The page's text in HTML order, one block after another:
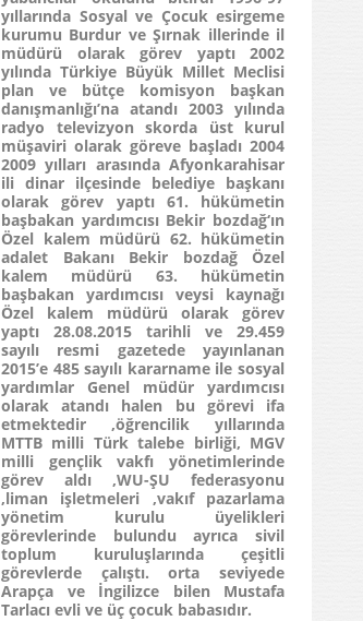
yıllarında Sosyal ve Çocuk esirgeme
kurumu Burdur ve Şırnak illerinde il
müdürü olarak görev yaptı 2002
yılında Türkiye Büyük Millet Meclisi
plan ve bütçe komisyon başkan
danışmanlığı’na atandı 2003 yılında
radyo televizyon skorda üst kurul
müşaviri olarak göreve başladı 2004
2009 yılları arasında Afyonkarahisar
ili dinar ilçesinde belediye başkanı
olarak görev yaptı 61. hükümetin
başbakan yardımcısı Bekir bozdağ‘ın
Özel kalem müdürü 62. hükümetin
adalet Bakanı Bekir bozdağ Özel
kalem müdürü 63. hükümetin
başbakan yardımcısı veysi kaynağı
Özel kalem müdürü olarak görev
yaptı 28.08.2015 tarihli ve 29.459
sayılı resmi gazetede yayınlanan
2015’e 485 sayılı kararname ile sosyal
yardımlar Genel müdür yardımcısı
olarak atandı halen bu görevi ifa
etmektedir ,öğrencilik yıllarında
MTTB milli Türk talebe birliği, MGV
milli gençlik vakfı yönetimlerinde
görev aldı ,WU-ŞU federasyonu
,liman işletmeleri ,vakıf pazarlama
yönetim kurulu üyelikleri
görevlerinde bulundu ayrıca sivil
toplum kuruluşlarında çeşitli
görevlerde çalıştı. orta seviyede
Arapça ve İngilizce bilen Mustafa
Tarlacı evli ve üç çocuk babasıdır.